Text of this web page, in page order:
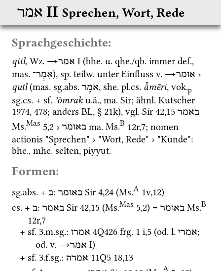
אמר‎ II Sprechen, Wort, Rede
Sprachgeschichte:
qitl, Wz. →אמר ‎ I (bhe. u. qhe./qb. immer def.
mas. אִמְר־), sp. teilw. unter Einfluss v. →אומר
qutl (mas. sg.abs. אֹמֶר, she. pl.cs. å̄mēri, vok.p
sg.cs. + sf. ʾômrak u.ä., ma. Sir; ähnl. Kutscher
1974, 478; anders BL, § 21k), vgl. Sir 42,15 באמר
Ms.Mas 5,2 › באומר ma. Ms.B 12r,7; nomen
bhe., mhe. selten, piyyut.
Formen:
sg.abs. + ב: באומר Sir 4,24 (Ms.A 1v,12)
cs. + ב: באמר Sir 42,15 (Ms.Mas 5,2) = באומר Ms.B
12r,7
+ sf. 3.m.sg.: אמרו 4Q426 frg. 1 i,5 (od. l. אמרי
od. v. →אמר ‎ I)
+ sf. 3.f.sg.: אמרה 11Q5 18,13
A